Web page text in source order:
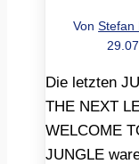
Von
Die letzten
THE NEXT
WELCOME
JUNGLE